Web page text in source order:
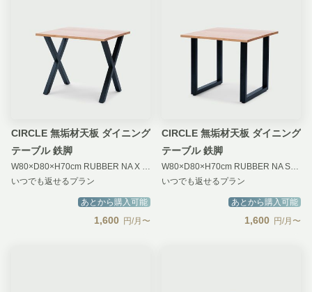
CIRCLE 無垢材天板 ダイニング
テーブル 鉄脚
W80×D80×H70cm RUBBER NA X BK
いつでも返せるプラン
あとから購入可能
1,600 円/月〜
CIRCLE 無垢材天板 ダイニング
テーブル 鉄脚
W80×D80×H70cm RUBBER NA SQ BK
いつでも返せるプラン
あとから購入可能
1,600 円/月〜